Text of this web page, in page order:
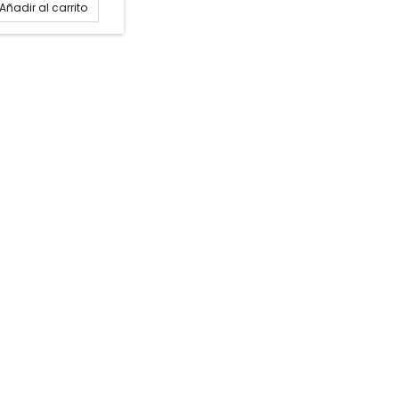
al carrito